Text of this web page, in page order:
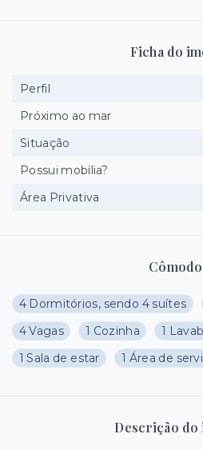
4 Dormitórios, sendo 4 suítes
4 Vagas
1 Cozinha 1
1 Sala de estar
1 Área de
Descrição do
Ficha do
Perfil
Próximo ao mar
Situação
Possui mobília?
Área Privativa